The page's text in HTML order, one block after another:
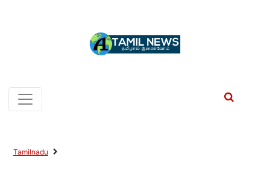
Tamilnadu